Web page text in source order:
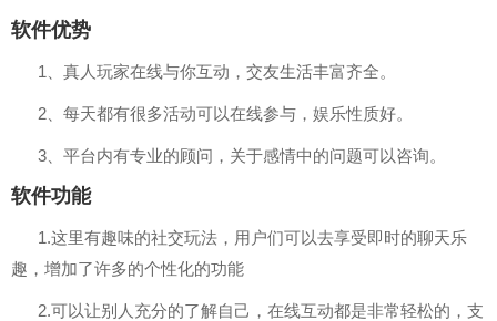
软件优势
1、真人玩家在线与你互动，交友生活丰富齐全。
2、每天都有很多活动可以在线参与，娱乐性质好。
3、平台内有专业的顾问，关于感情中的问题可以咨询。
软件功能
1.这里有趣味的社交玩法，用户们可以去享受即时的聊天乐
趣，增加了许多的个性化的功能
2.可以让别人充分的了解自己，在线互动都是非常轻松的，支